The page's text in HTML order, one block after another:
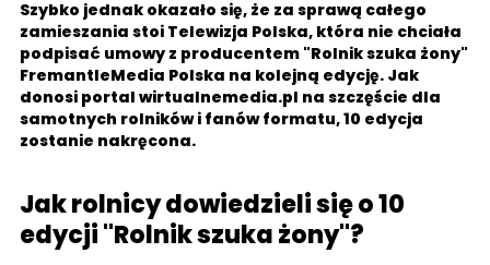
Szybko jednak okazało się, że za sprawą całego
zamieszania stoi Telewizja Polska, która nie chciała
podpisać umowy z producentem "Rolnik szuka żony"
FremantleMedia Polska na kolejną edycję. Jak
donosi portal wirtualnemedia.pl na szczęście dla
samotnych rolników i fanów formatu, 10 edycja
zostanie nakręcona.
Jak rolnicy dowiedzieli się o 10
edycji "Rolnik szuka żony"?